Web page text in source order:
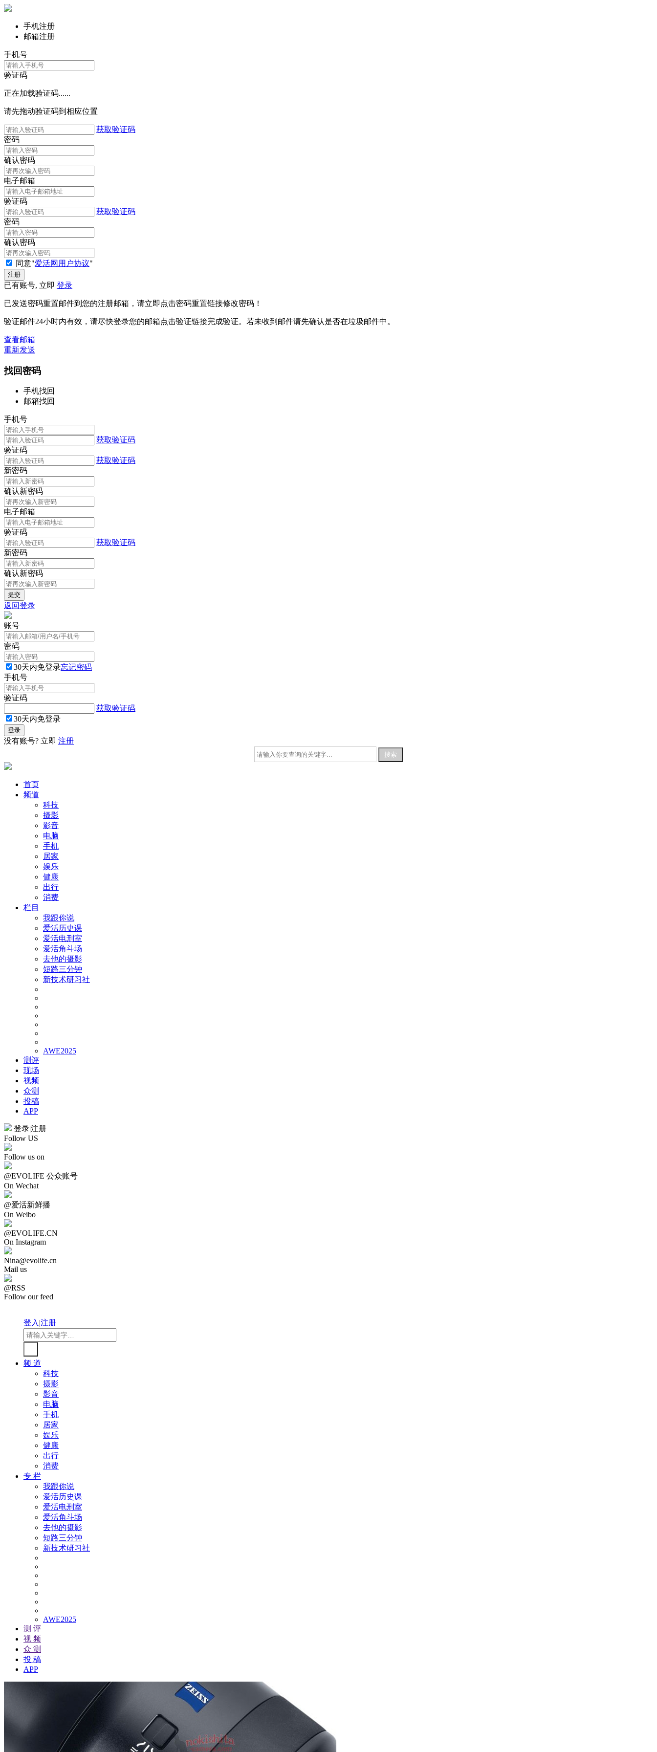
手机注册
邮箱注册
手机号
验证码
正在加载验证码......
请先拖动验证码到相应位置
获取验证码
密码
确认密码
电子邮箱
验证码
获取验证码
密码
确认密码
同意"爱活网用户协议"
已有账号, 立即 登录
已发送密码重置邮件到您的注册邮箱，请立即点击密码重置链接修改密码！
验证邮件24小时内有效，请尽快登录您的邮箱点击验证链接完成验证。若未收到邮件请先确认是否在垃圾邮件中。
查看邮箱
重新发送
找回密码
手机找回
邮箱找回
手机号
获取验证码
验证码
获取验证码
新密码
确认新密码
电子邮箱
验证码
获取验证码
新密码
确认新密码
返回登录
账号
密码
30天内免登录忘记密码
手机号
验证码
获取验证码
30天内免登录
没有账号? 立即 注册
首页
频道
科技
摄影
影音
电脑
手机
居家
娱乐
健康
出行
消费
栏目
我跟你说
爱活历史课
爱活电刑室
爱活角斗场
去他的摄影
短路三分钟
新技术研习社
AWE2025
测评
现场
视频
众测
投稿
APP
登录|注册
Follow US
Follow us on
@EVOLIFE 公众账号
On Wechat
@爱活新鲜播
On Weibo
@EVOLIFE.CN
On Instagram
Nina@evolife.cn
Mail us
@RSS
Follow our feed
登入|注册
频 道
科技
摄影
影音
电脑
手机
居家
娱乐
健康
出行
消费
专 栏
我跟你说
爱活历史课
爱活电刑室
爱活角斗场
去他的摄影
短路三分钟
新技术研习社
AWE2025
测 评
视 频
众 测
投 稿
APP